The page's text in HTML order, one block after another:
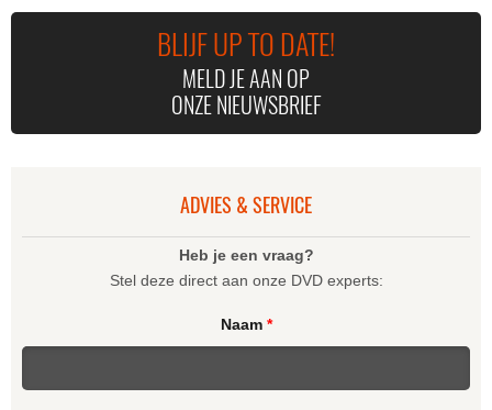
CASUAL VACANCY,
BLIJF UP TO DATE!
MELD JE AAN OP
ONZE NIEUWSBRIEF
ADVIES & SERVICE
Heb je een vraag?
Stel deze direct aan onze DVD experts:
Naam *